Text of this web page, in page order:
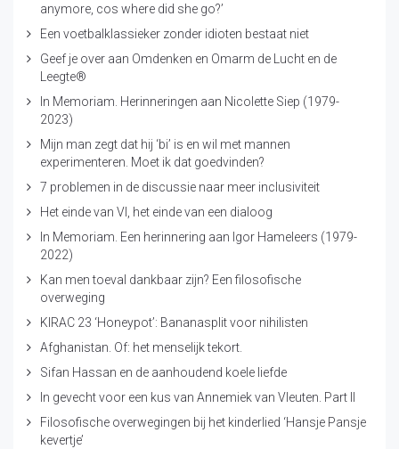
anymore, cos where did she go?’
Een voetbalklassieker zonder idioten bestaat niet
Geef je over aan Omdenken en Omarm de Lucht en de
Leegte®
In Memoriam. Herinneringen aan Nicolette Siep (1979-
2023)
Mijn man zegt dat hij ‘bi’ is en wil met mannen
experimenteren. Moet ik dat goedvinden?
7 problemen in de discussie naar meer inclusiviteit
Het einde van VI, het einde van een dialoog
In Memoriam. Een herinnering aan Igor Hameleers (1979-
2022)
Kan men toeval dankbaar zijn? Een filosofische
overweging
KIRAC 23 ‘Honeypot’: Bananasplit voor nihilisten
Afghanistan. Of: het menselijk tekort.
Sifan Hassan en de aanhoudend koele liefde
In gevecht voor een kus van Annemiek van Vleuten. Part II
Filosofische overwegingen bij het kinderlied ‘Hansje Pansje
kevertje’